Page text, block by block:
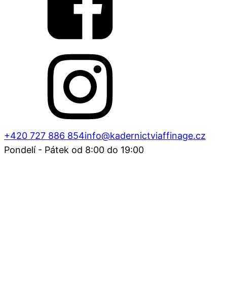
+420 727 886 854info@kadernictviaffinage.cz
Pondelí - Pátek od 8:00 do 19:00